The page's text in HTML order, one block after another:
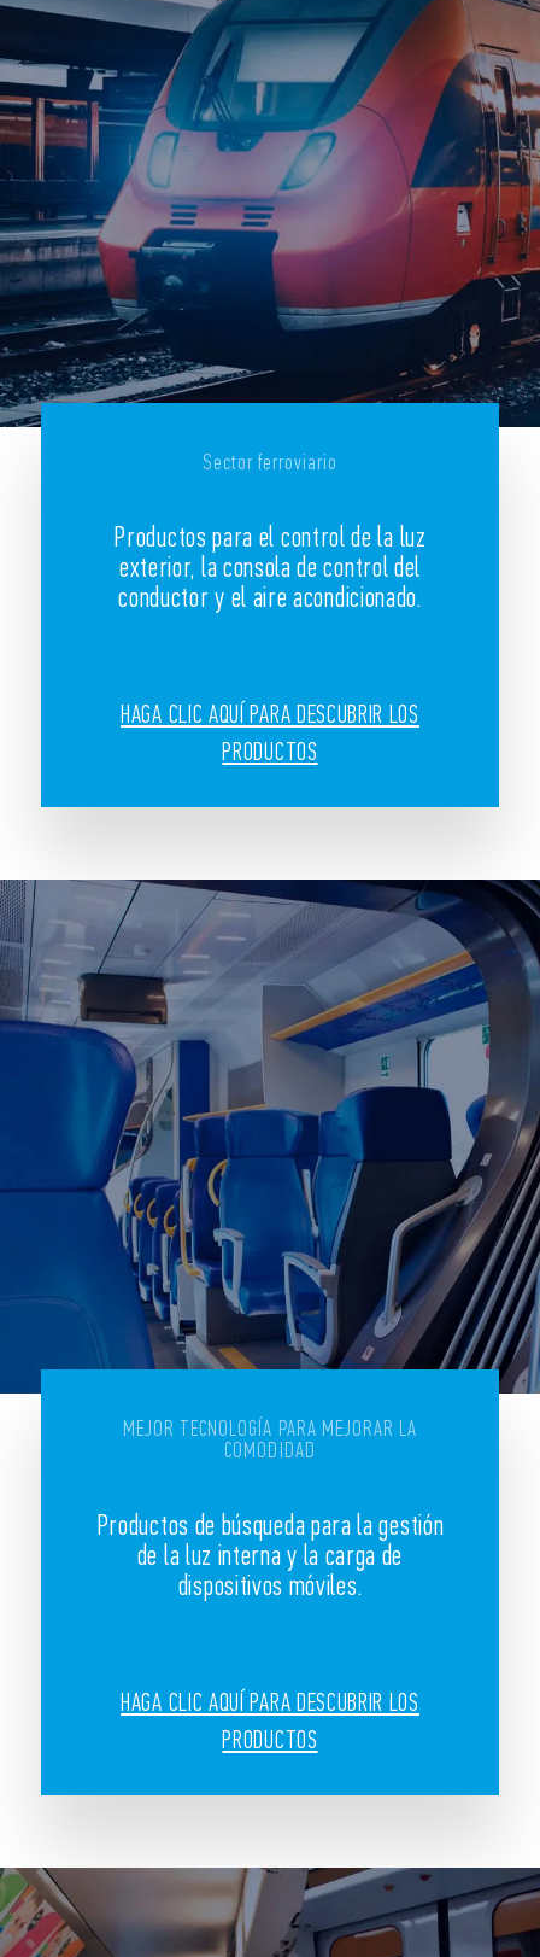
Sector ferroviario
Productos para el control de la luz
exterior, la consola de control del
conductor y el aire acondicionado.
HAGA CLIC AQUÍ PARA DESCUBRIR LOS
PRODUCTOS
MEJOR TECNOLOGÍA PARA MEJORAR LA
COMODIDAD
Productos de búsqueda para la gestión
de la luz interna y la carga de
dispositivos móviles.
HAGA CLIC AQUÍ PARA DESCUBRIR LOS
PRODUCTOS